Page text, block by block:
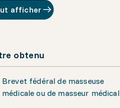
afficher
obtenu
Brevet fédéral de masseuse
médicale ou de masseur médical